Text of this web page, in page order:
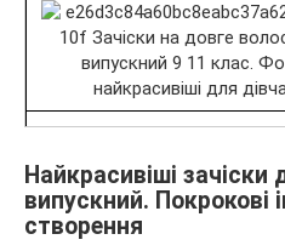
Валики
Найкрасивіші зачіски
випускний. Покрокові
створення